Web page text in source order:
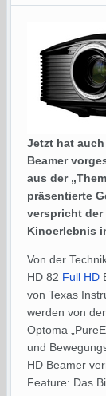
Jetzt hat
Beamer
aus der
präsentierte
verspricht der
Kinoerlebnis
Von der
HD 82 Full HD
von Texas
werden von
Optoma
und
HD Beamer
Feature: Das